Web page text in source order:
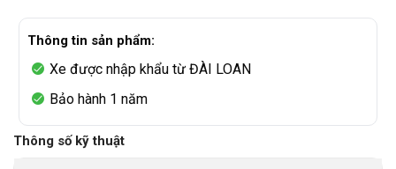
Thông tin sản phẩm:
Xe được nhập khẩu từ ĐÀI LOAN
Bảo hành 1 năm
Thông số kỹ thuật